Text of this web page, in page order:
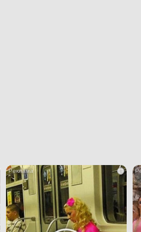
i